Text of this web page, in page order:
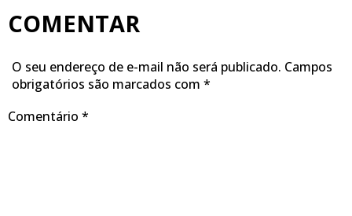
COMENTAR
O seu endereço de e-mail não será publicado. Campos
obrigatórios são marcados com *
Comentário *